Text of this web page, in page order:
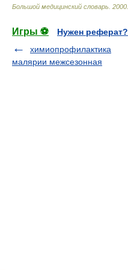
Большой медицинский словарь 2000
Игры ⚽
Нужен реферат?
химиопрофилактика
малярии межсезонная